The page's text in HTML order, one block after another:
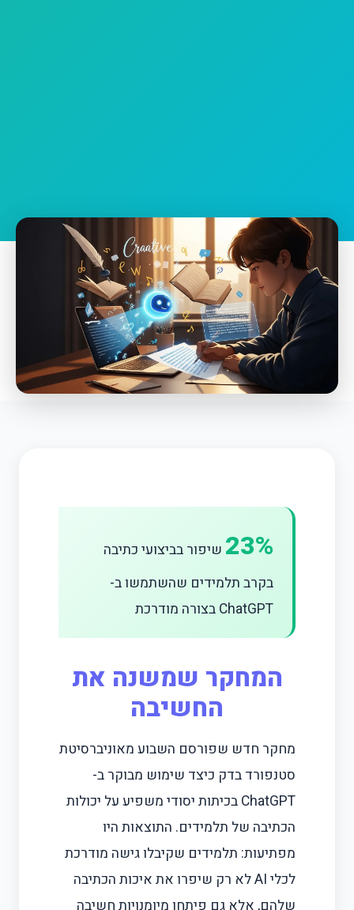
23% שיפור בביצועי כתיבה
בקרב תלמידים שהשתמשו ב-
ChatGPT בצורה מודרכת
המחקר שמשנה את
החשיבה
מחקר חדש שפורסם השבוע מאוניברסיטת
סטנפורד בדק כיצד שימוש מבוקר ב-
ChatGPT בכיתות יסודי משפיע על יכולות
הכתיבה של תלמידים. התוצאות היו
מפתיעות: תלמידים שקיבלו גישה מודרכת
לכלי AI לא רק שיפרו את איכות הכתיבה
שלהם, אלא גם פיתחו מיומנויות חשיבה